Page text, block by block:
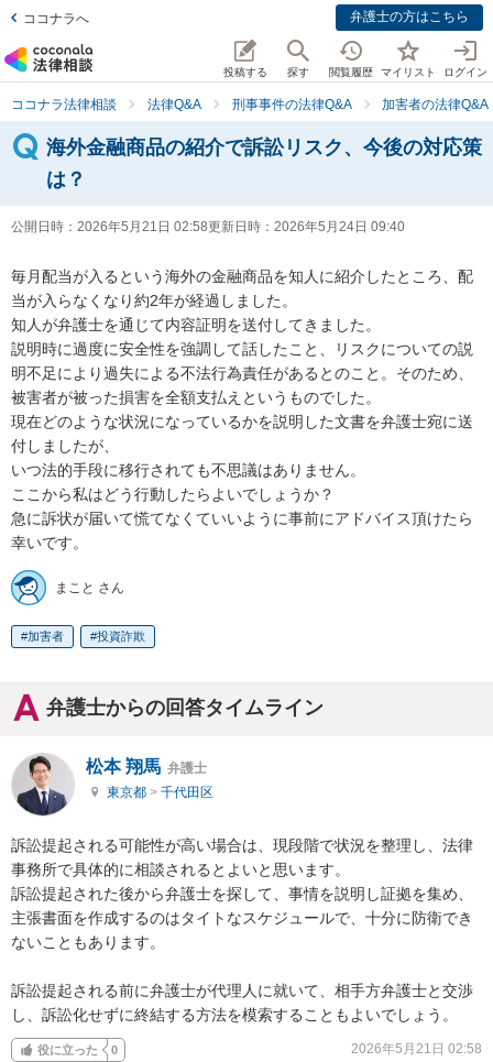
ココナラへ 弁護士の方はこちら
投稿する 探す 閲覧履歴 マイリスト ログイン
ココナラ法律相談 法律Q&A 刑事事件の法律Q&A 加害者の法律Q&A
海外金融商品の紹介で訴訟リスク、今後の対応策
は？
公開日時： 2026年5月21日 02:58更新日時： 2026年5月24日 09:40
毎月配当が入るという海外の金融商品を知人に紹介したところ、配
当が入らなくなり約2年が経過しました。
知人が弁護士を通じて内容証明を送付してきました。
説明時に過度に安全性を強調して話したこと、リスクについての説
明不足により過失による不法行為責任があるとのこと。そのため、
被害者が被った損害を全額支払えというものでした。
現在どのような状況になっているかを説明した文書を弁護士宛に送
付しましたが、
いつ法的手段に移行されても不思議はありません。
ここから私はどう行動したらよいでしょうか？
急に訴状が届いて慌てなくていいように事前にアドバイス頂けたら
幸いです。
まこと さん
加害者 投資詐欺
弁護士からの回答タイムライン
松本 翔馬 弁護士
東京都 > 千代田区
訴訟提起される可能性が高い場合は、現段階で状況を整理し、法律
事務所で具体的に相談されるとよいと思います。
訴訟提起された後から弁護士を探して、事情を説明し証拠を集め、
主張書面を作成するのはタイトなスケジュールで、十分に防衛でき
ないこともあります。
訴訟提起される前に弁護士が代理人に就いて、相手方弁護士と交渉
し、訴訟化せずに終結する方法を模索することもよいでしょう。
役に立った 0 2026年5月21日 02:58